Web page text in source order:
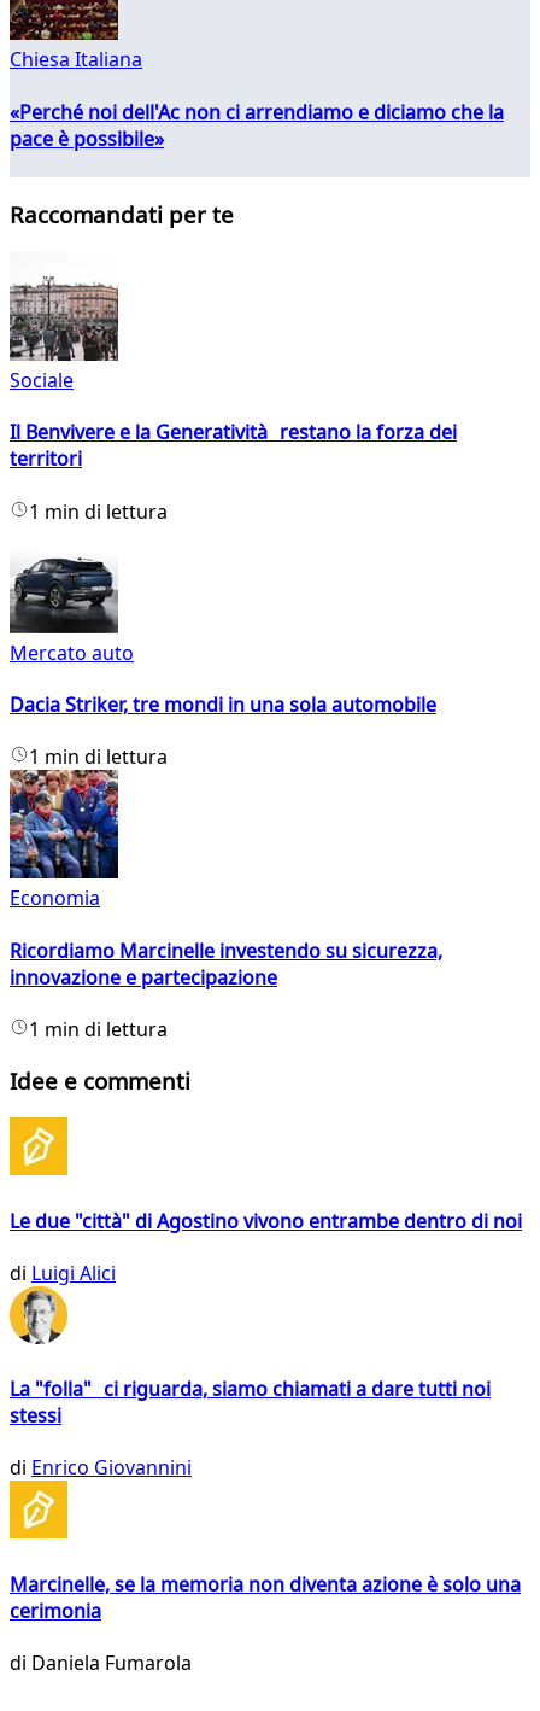
Chiesa Italiana
«Perché noi dell'Ac non ci arrendiamo e diciamo che la
pace è possibile»
Raccomandati per te
Sociale
Il Benvivere e la Generatività restano la forza dei
territori
1 min di lettura
Mercato auto
Dacia Striker, tre mondi in una sola automobile
1 min di lettura
Economia
Ricordiamo Marcinelle investendo su sicurezza,
innovazione e partecipazione
1 min di lettura
Idee e commenti
Le due "città" di Agostino vivono entrambe dentro di noi
di Luigi Alici
La "folla" ci riguarda, siamo chiamati a dare tutti noi
stessi
di Enrico Giovannini
Marcinelle, se la memoria non diventa azione è solo una
cerimonia
di Daniela Fumarola